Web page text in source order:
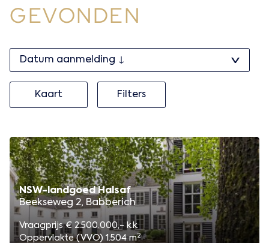
GEVONDEN
Kaart Filters
NSW-landgoed Halsaf
Beekseweg 2, Babberich
Vraagprijs € 2.500.000,- k.k.
Oppervlakte (VVO) 1.504 m2